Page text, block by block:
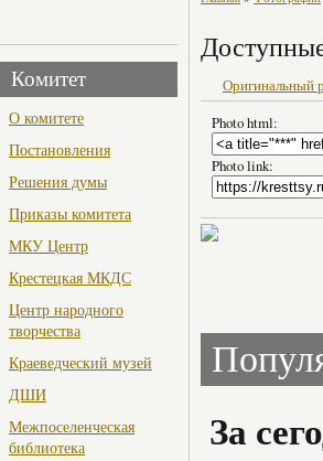
Комитет
О комитете
Постановления
Решения думы
Приказы комитета
МКУ Центр
Крестецкая МКДС
Центр народного
творчества
Краеведческий музей
ДШИ
Межпоселенческая
библиотека
Оригинальный
Photo html:
Photo link:
За